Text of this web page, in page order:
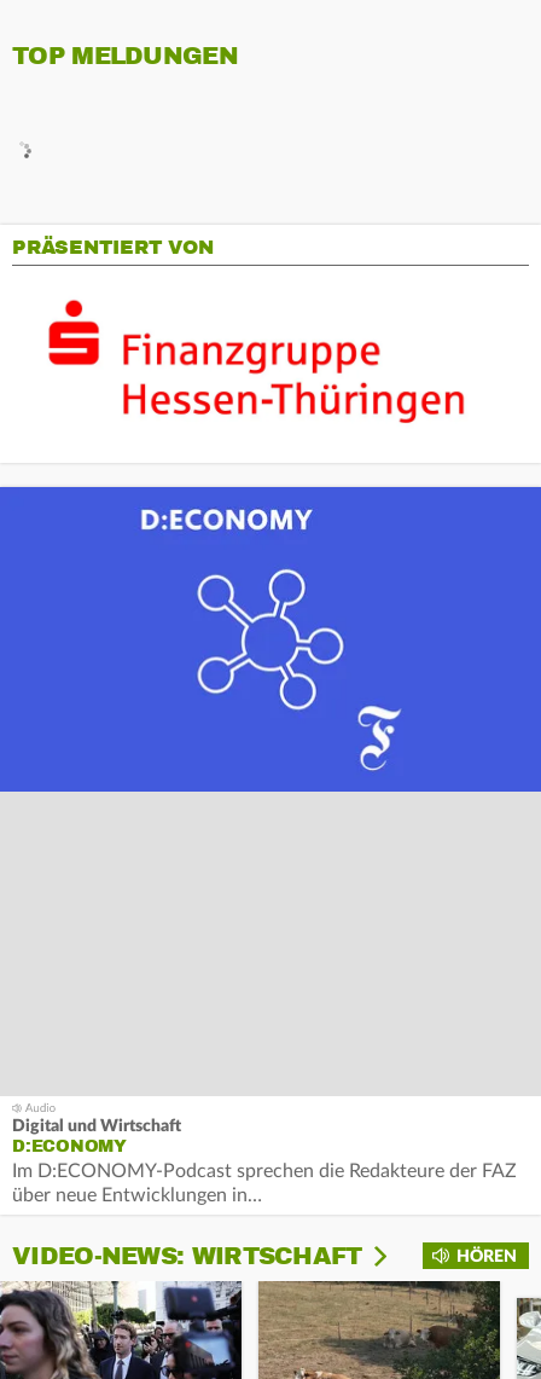
TOP MELDUNGEN
PRÄSENTIERT VON
Digital und Wirtschaft
D:ECONOMY
Im D:ECONOMY-Podcast sprechen die Redakteure der FAZ
über neue Entwicklungen in…
HÖREN
VIDEO-NEWS: WIRTSCHAFT